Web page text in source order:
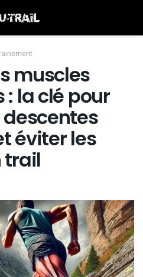
muscles
la clé pour
éviter les
trail